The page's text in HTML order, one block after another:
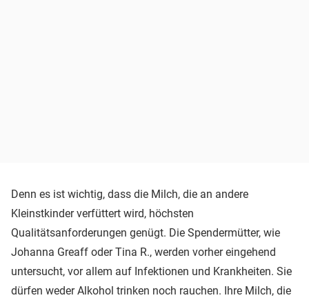
Denn es ist wichtig, dass die Milch, die an andere
Kleinstkinder verfüttert wird, höchsten
Qualitätsanforderungen genügt. Die Spendermütter, wie
Johanna Greaff oder Tina R., werden vorher eingehend
untersucht, vor allem auf Infektionen und Krankheiten. Sie
dürfen weder Alkohol trinken noch rauchen. Ihre Milch, die